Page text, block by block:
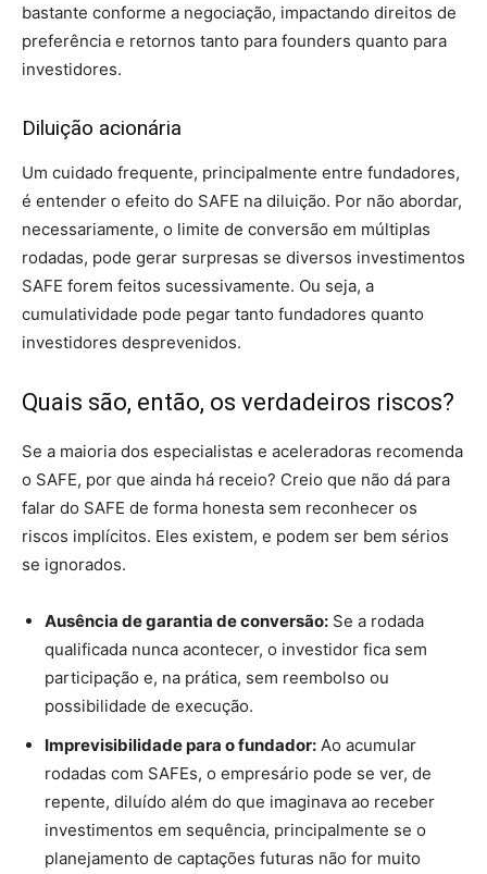
bastante conforme a negociação, impactando direitos de
preferência e retornos tanto para founders quanto para
investidores.
Diluição acionária
Um cuidado frequente, principalmente entre fundadores,
é entender o efeito do SAFE na diluição. Por não abordar,
necessariamente, o limite de conversão em múltiplas
rodadas, pode gerar surpresas se diversos investimentos
SAFE forem feitos sucessivamente. Ou seja, a
cumulatividade pode pegar tanto fundadores quanto
investidores desprevenidos.
Quais são, então, os verdadeiros riscos?
Se a maioria dos especialistas e aceleradoras recomenda
o SAFE, por que ainda há receio? Creio que não dá para
falar do SAFE de forma honesta sem reconhecer os
riscos implícitos. Eles existem, e podem ser bem sérios
se ignorados.
Ausência de garantia de conversão: Se a rodada
qualificada nunca acontecer, o investidor fica sem
participação e, na prática, sem reembolso ou
possibilidade de execução.
Imprevisibilidade para o fundador: Ao acumular
rodadas com SAFEs, o empresário pode se ver, de
repente, diluído além do que imaginava ao receber
investimentos em sequência, principalmente se o
planejamento de captações futuras não for muito